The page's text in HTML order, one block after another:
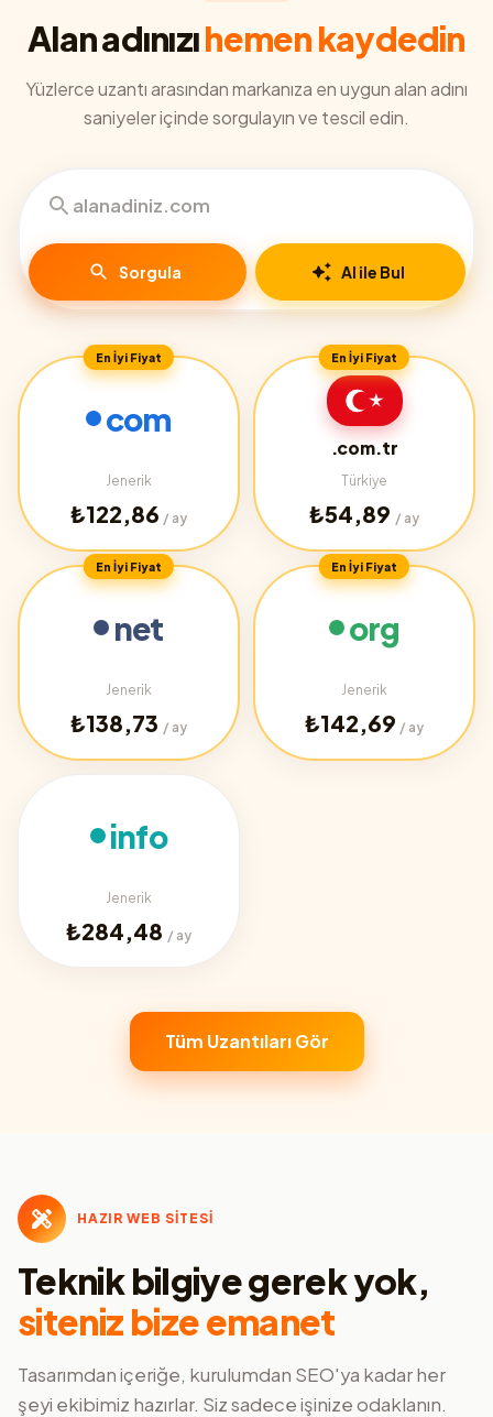
Alan adınızıhemen kaydedin
Yüzlerce uzantı arasından markanıza en uygun alan adını
saniyeler içinde sorgulayın ve tescil edin.
Sorgula AI ile Bul
En İyi Fiyat
com
Jenerik
₺122,86 / ay
En İyi Fiyat
.com.tr
Türkiye
₺54,89 / ay
En İyi Fiyat
net
Jenerik
₺138,73 / ay
En İyi Fiyat
org
Jenerik
₺142,69 / ay
info
Jenerik
₺284,48 / ay
Tüm Uzantıları Gör
HAZIR WEB SİTESİ
Teknik bilgiye gerek yok,
siteniz bize emanet
Tasarımdan içeriğe, kurulumdan SEO'ya kadar her
şeyi ekibimiz hazırlar. Siz sadece işinize odaklanın.